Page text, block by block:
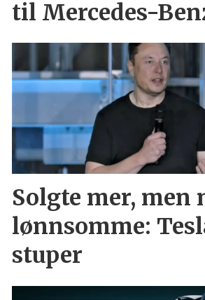
til Mercedes-
Solgte mer, men
lønnsomme:
stuper